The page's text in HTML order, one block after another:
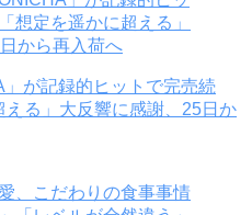
が記録的ヒットで完売続
る」大反響に感謝、25日か